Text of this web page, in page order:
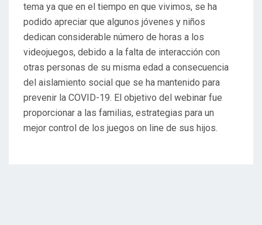
tema ya que en el tiempo en que vivimos, se ha
podido apreciar que algunos jóvenes y niños
dedican considerable número de horas a los
videojuegos, debido a la falta de interacción con
otras personas de su misma edad a consecuencia
del aislamiento social que se ha mantenido para
prevenir la COVID-19. El objetivo del webinar fue
proporcionar a las familias, estrategias para un
mejor control de los juegos on line de sus hijos.